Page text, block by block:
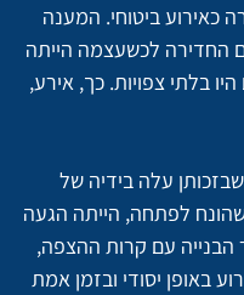
כאירוע ביטוחי. המענה
החדירה לכשעצמה הייתה
בלתי צפויות. כך, אירע,
עלה בידיה של
לפתחה, הייתה הגעה
לאתר הבנייה עם קרות ההצפה,
באופן יסודי ובזמן אמת